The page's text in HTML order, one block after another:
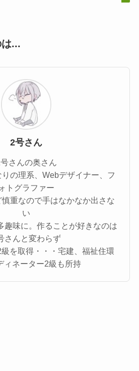
...
2号さん
さんの奥さん
の理系、Webデザイナー、フ
ォトグラファー
重なので手はなかなか出さな
い
趣味に。作ることが好きなのは
さんと変わらず
を取得・・・宅建、福祉住環
ィネーター2級も所持